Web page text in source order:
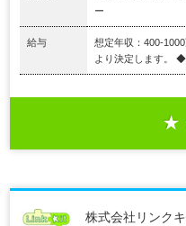
ー
給与
想定年収：400-
より決定します。 ◆
株式会社リンク